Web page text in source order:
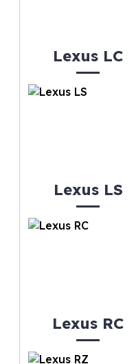
Lexus LC
Lexus LS
Lexus RC